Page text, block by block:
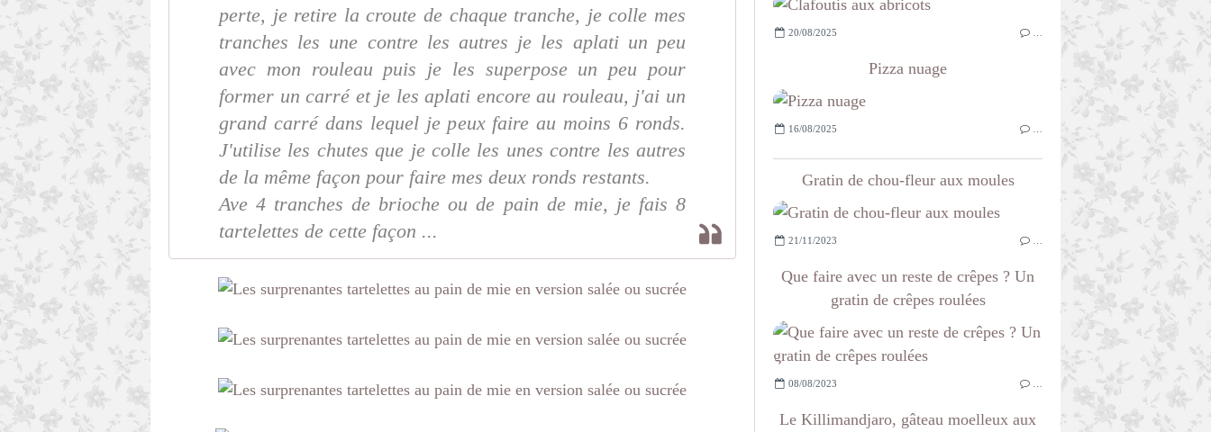
perte, je retire la croute de chaque tranche, je colle mes
tranches les une contre les autres je les aplati un peu
avec mon rouleau puis je les superpose un peu pour
former un carré et je les aplati encore au rouleau, j'ai un
grand carré dans lequel je peux faire au moins 6 ronds.
J'utilise les chutes que je colle les unes contre les autres
de la même façon pour faire mes deux ronds restants.
Ave 4 tranches de brioche ou de pain de mie, je fais 8
tartelettes de cette façon ...
20/08/2025
Pizza nuage
16/08/2025
Gratin de chou-fleur aux moules
21/11/2023
Que faire avec un reste de crêpes ? Un
gratin de crêpes roulées
08/08/2023
Le Killimandjaro, gâteau moelleux aux